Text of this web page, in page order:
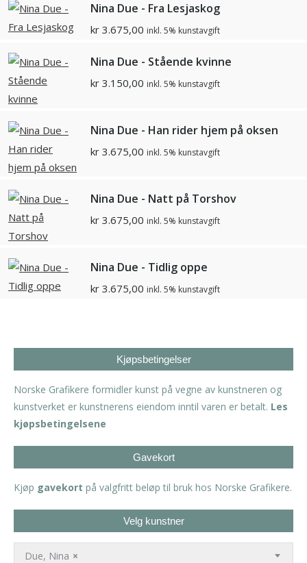
Nina Due - Fra Lesjaskog
kr 3.675,00 inkl. 5% kunstavgift
Nina Due - Stående kvinne
kr 3.150,00 inkl. 5% kunstavgift
Nina Due - Han rider hjem på oksen
kr 3.675,00 inkl. 5% kunstavgift
Nina Due - Natt på Torshov
kr 3.675,00 inkl. 5% kunstavgift
Nina Due - Tidlig oppe
kr 3.675,00 inkl. 5% kunstavgift
Kjøpsbetingelser
Norske Grafikere formidler kunst på vegne av kunstneren og
kunstverket er kunstnerens eiendom inntil varen er betalt. Les
kjøpsbetingelsene
Gavekort
Kjøp gavekort på valgfritt beløp til bruk hos Norske Grafikere.
Velg kunstner
×
Due, Nina